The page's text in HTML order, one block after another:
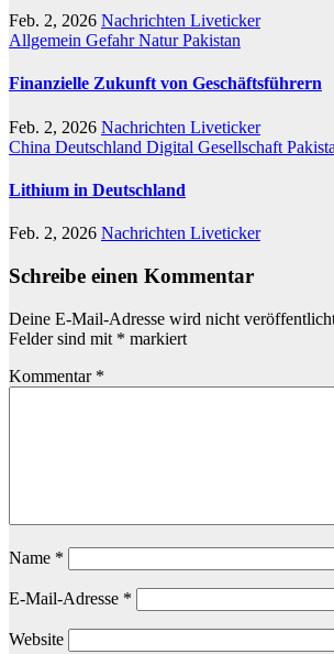
Feb. 2, 2026 Nachrichten Liveticker
Allgemein GefahrNaturPakistan
Finanzielle Zukunft von Geschäftsführern
Feb. 2, 2026 Nachrichten Liveticker
China Deutschland Digital Gesellschaft
Lithium in Deutschland
Feb. 2, 2026 Nachrichten Liveticker
Schreibe einen Kommentar
Deine E-Mail-Adresse wird nicht
Felder sind mit * markiert
Kommentar *
Name *
E-Mail-Adresse *
Website